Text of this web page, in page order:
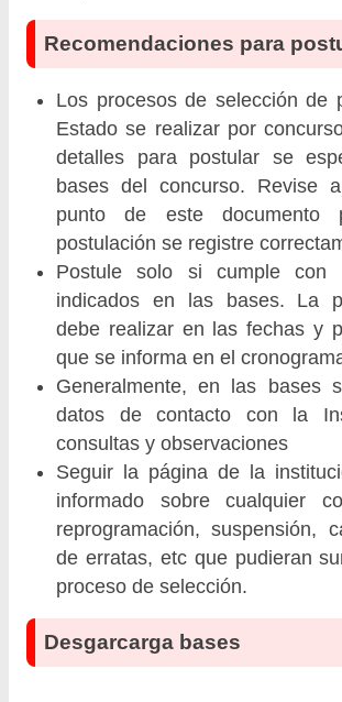
Recomendaciones para
Los procesos de selección de
Estado se realizar por
detalles para postular se
bases del concurso. Revise
punto de este documento
postulación se registre
Postule solo si cumple con
indicados en las bases. La
debe realizar en las fechas y
que se informa en el
Generalmente, en las bases
datos de contacto con la
consultas y observaciones
Seguir la página de la
informado sobre cualquier
reprogramación, suspensión,
de erratas, etc que pudieran
proceso de selección.
Desgarcarga bases